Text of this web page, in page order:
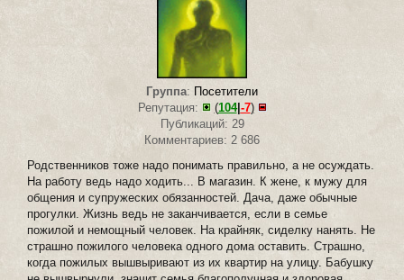
Группа: Посетители
Репутация:
(104| -7)
Публикаций: 29
Комментариев: 2 686
Родственников тоже надо понимать правильно, а не осуждать.
На работу ведь надо ходить... В магазин. К жене, к мужу для
общения и супружеских обязанностей. Дача, даже обычные
прогулки. Жизнь ведь не заканчивается, если в семье
пожилой и немощный человек. На крайняк, сиделку нанять. Не
страшно пожилого человека одного дома оставить. Страшно,
когда пожилых вышвыривают из их квартир на улицу. Бабушку